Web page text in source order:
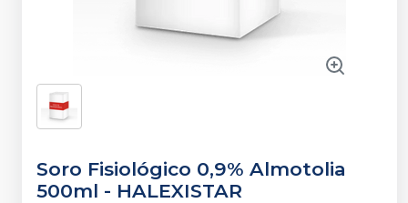
Soro Fisiológico 0,9% Almotolia
500ml - HALEXISTAR